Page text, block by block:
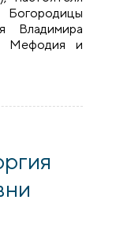
Богородицы
Владимира
Мефодия и
во храм